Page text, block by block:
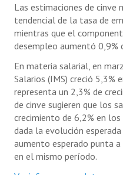
Las estimaciones de cinve
tendencial de la tasa de
mientras que el
desempleo aumentó 0,9%
En materia salarial, en
Salarios (IMS) creció 5,3%
representa un 2,3% de
de cinve sugieren que los
crecimiento de 6,2% en
dada la evolución
aumento esperado punta
en el mismo período.